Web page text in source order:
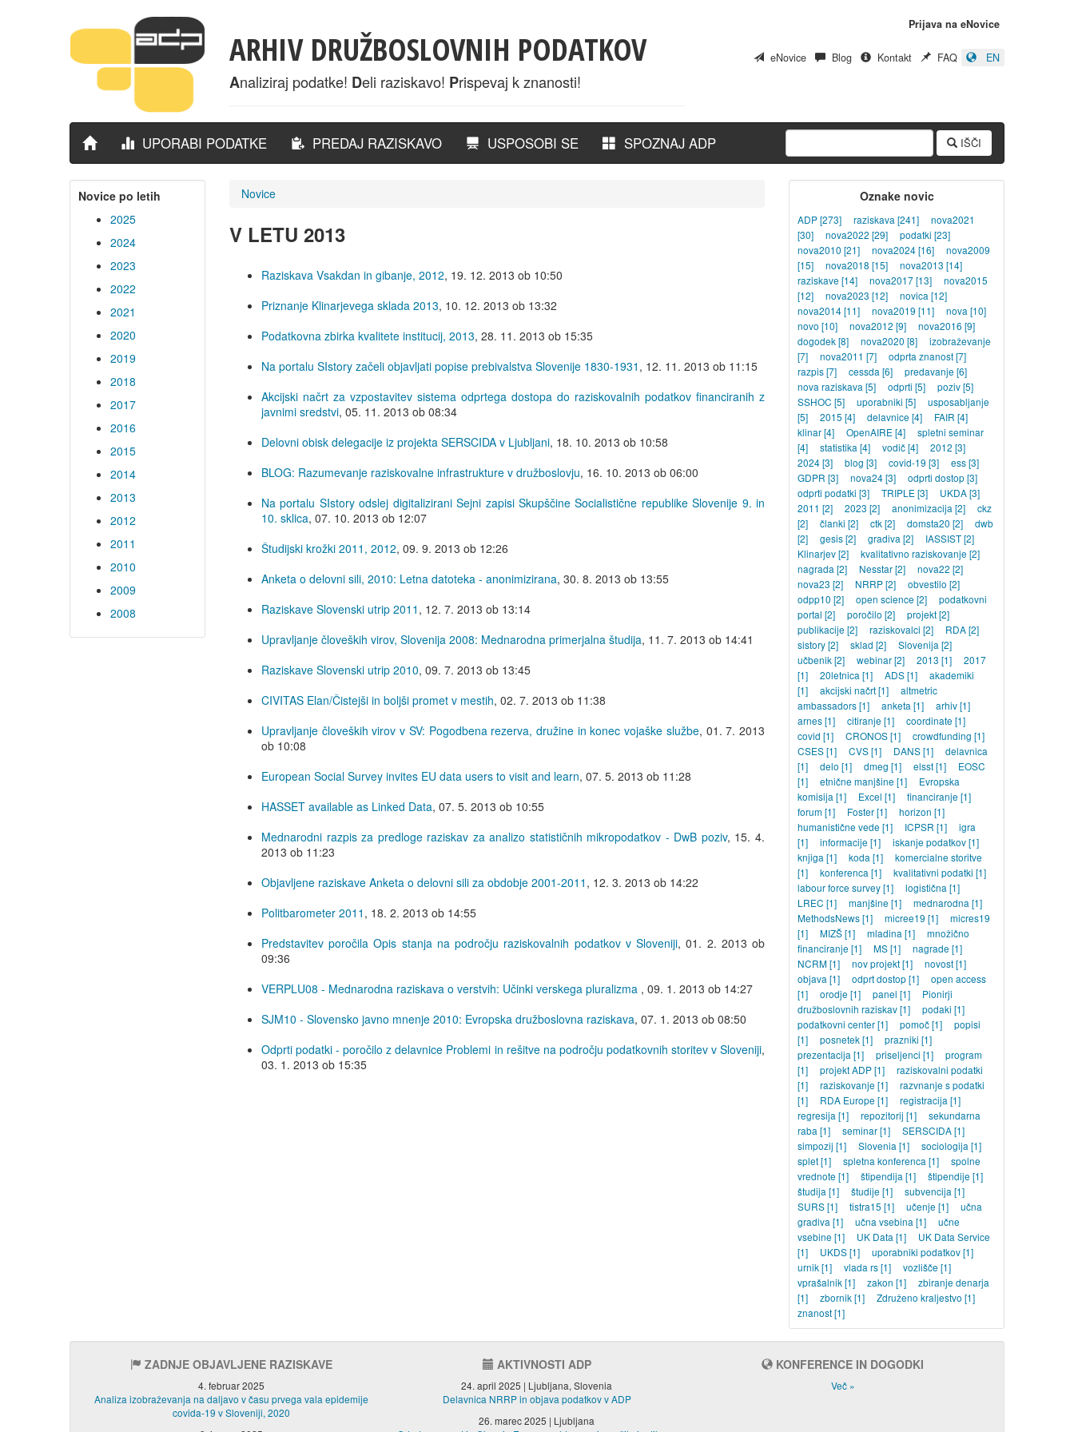
ARHIV DRUŽBOSLOVNIH PODATKOV
Analiziraj podatke! Deli raziskavo! Prispevaj k znanosti!
Prijava na eNovice
eNovice Blog Kontakt FAQ EN
UPORABI PODATKE PREDAJ RAZISKAVO USPOSOBI SE SPOZNAJ ADP IŠČI
Novice po letih
2025
2024
2023
2022
2021
2020
2019
2018
2017
2016
2015
2014
2013
2012
2011
2010
2009
2008
Novice
V LETU 2013
Raziskava Vsakdan in gibanje, 2012, 19. 12. 2013 ob 10:50
Priznanje Klinarjevega sklada 2013, 10. 12. 2013 ob 13:32
Podatkovna zbirka kvalitete institucij, 2013, 28. 11. 2013 ob 15:35
Na portalu SIstory začeli objavljati popise prebivalstva Slovenije 1830-1931 , 12. 11. 2013 ob 11:15
Akcijski načrt za vzpostavitev sistema odprtega dostopa do raziskovalnih podatkov financiranih z
javnimi sredstvi, 05. 11. 2013 ob 08:34
Delovni obisk delegacije iz projekta SERSCIDA v Ljubljani, 18. 10. 2013 ob 10:58
BLOG: Razumevanje raziskovalne infrastrukture v družboslovju, 16. 10. 2013 ob 06:00
Na portalu SIstory odslej digitalizirani Sejni zapisi Skupščine Socialistične republike Slovenije 9. in
10. sklica, 07. 10. 2013 ob 12:07
Študijski krožki 2011, 2012, 09. 9. 2013 ob 12:26
Anketa o delovni sili, 2010: Letna datoteka - anonimizirana, 30. 8. 2013 ob 13:55
Raziskave Slovenski utrip 2011 , 12. 7. 2013 ob 13:14
Upravljanje človeških virov, Slovenija 2008: Mednarodna primerjalna študija, 11. 7. 2013 ob 14:41
Raziskave Slovenski utrip 2010, 09. 7. 2013 ob 13:45
CIVITAS Elan/Čistejši in boljši promet v mestih, 02. 7. 2013 ob 11:38
Upravljanje človeških virov v SV: Pogodbena rezerva, družine in konec vojaške službe, 01. 7. 2013
ob 10:08
European Social Survey invites EU data users to visit and learn, 07. 5. 2013 ob 11:28
HASSET available as Linked Data, 07. 5. 2013 ob 10:55
Mednarodni razpis za predloge raziskav za analizo statističnih mikropodatkov - DwB poziv, 15. 4.
2013 ob 11:23
Objavljene raziskave Anketa o delovni sili za obdobje 2001-2011 , 12. 3. 2013 ob 14:22
Politbarometer 2011 , 18. 2. 2013 ob 14:55
Predstavitev poročila Opis stanja na področju raziskovalnih podatkov v Sloveniji,01. 2. 2013 ob
09:36
VERPLU08 - Mednarodna raziskava o verstvih: Učinki verskega pluralizma , 09. 1. 2013 ob 14:27
SJM10 - Slovensko javno mnenje 2010: Evropska družboslovna raziskava, 07. 1. 2013 ob 08:50
Odprti podatki - poročilo z delavnice Problemi in rešitve na področju podatkovnih storitev v Sloveniji,
03. 1. 2013 ob 15:35
Oznake novic
ADP[273] raziskava [241]
nova2021
[30]
nova2022 [29] podatki [23]
nova2010 [21] nova2024[16]
nova2009
[15]
nova2018 [15] nova2013 [14]
raziskave [14] nova2017[13]
nova2015
[12]
nova2023 [12] novica [12]
nova2014[11] nova2019 [11] nova [10]
novo [10] nova2012 [9] nova2016 [9]
dogodek[8] nova2020 [8]
izobraževanje
[7]
nova2011 [7] odprta znanost[7]
razpis[7] cessda [6] predavanje [6]
nova raziskava [5] odprti [5] poziv[5]
SSHOC [5] uporabniki [5]
usposabljanje
[5]
2015 [4] delavnice [4] FAIR [4]
klinar[4] OpenAIRE [4]
spletni seminar
[4]
statistika [4] vodič[4] 2012 [3]
2024[3] blog [3] covid-19 [3] ess[3]
GDPR [3] nova24[3] odprti dostop[3]
odprti podatki [3] TRIPLE [3] UKDA[3]
2011 [2] 2023 [2] anonimizacija [2]
ckz
[2]
članki [2] ctk[2] domsta20 [2]
dwb
[2]
gesis[2] gradiva [2] IASSIST[2]
Klinarjev[2] kvalitativno raziskovanje [2]
nagrada [2] Nesstar[2] nova22 [2]
nova23 [2] NRRP[2] obvestilo [2]
odpp10 [2] open science [2]
podatkovni
portal [2] poročilo [2] projekt[2]
publikacije [2] raziskovalci [2] RDA[2]
sistory[2] sklad [2] Slovenija [2]
učbenik[2] webinar[2] 2013 [1]
2017
[1]
20letnica [1] ADS[1]
akademiki
[1]
akcijski načrt[1]
altmetric
ambassadors[1] anketa [1] arhiv[1]
arnes[1] citiranje [1] coordinate [1]
covid [1] CRONOS[1] crowdfunding [1]
CSES[1] CVS[1] DANS[1]
delavnica
[1]
delo [1] dmeg [1] elsst[1]
EOSC
[1]
etnične manjšine [1]
Evropska
komisija [1] Excel [1] financiranje [1]
forum [1] Foster[1] horizon [1]
humanistične vede [1] ICPSR [1]
igra
[1]
informacije [1] iskanje podatkov[1]
knjiga [1] koda [1]
komercialne storitve
[1]
konferenca [1] kvalitativni podatki [1]
labour force survey[1] logistična [1]
LREC [1] manjšine [1] mednarodna [1]
MethodsNews[1] micree19 [1]
micres19
[1]
MIZŠ[1] mladina [1]
množično
financiranje [1] MS[1] nagrade [1]
NCRM [1] nov projekt[1] novost[1]
objava [1] odprt dostop[1]
open access
[1]
orodje [1] panel [1]
Pionirji
družboslovnih raziskav[1] podaki [1]
podatkovni center[1] pomoč[1]
popisi
[1]
posnetek[1] prazniki [1]
prezentacija [1] priseljenci [1]
program
[1]
projekt ADP[1]
raziskovalni podatki
[1]
raziskovanje [1]
razvnanje s podatki
[1]
RDA Europe [1] registracija [1]
regresija [1] repozitorij [1]
sekundarna
raba [1] seminar[1] SERSCIDA[1]
simpozij [1] Slovenia [1] sociologija [1]
splet[1] spletna konferenca [1]
spolne
vrednote [1] štipendija [1] štipendije [1]
študija [1] študije [1] subvencija [1]
SURS[1] tistra15 [1] učenje [1]
učna
gradiva [1] učna vsebina [1]
učne
vsebine [1] UK Data [1]
UK Data Service
[1]
UKDS[1] uporabniki podatkov[1]
urnik[1] vlada rs[1] vozlišče [1]
vprašalnik[1] zakon [1]
zbiranje denarja
[1]
zbornik[1] Združeno kraljestvo [1]
znanost[1]
ZADNJE OBJAVLJENE RAZISKAVE
4. februar 2025
Analiza izobraževanja na daljavo v času prvega vala epidemije
covida-19 v Sloveniji, 2020
AKTIVNOSTI ADP
24. april 2025 | Ljubljana, Slovenia
Delavnica NRRP in objava podatkov v ADP
26. marec 2025 | Ljubljana
KONFERENCE IN DOGODKI
Več »